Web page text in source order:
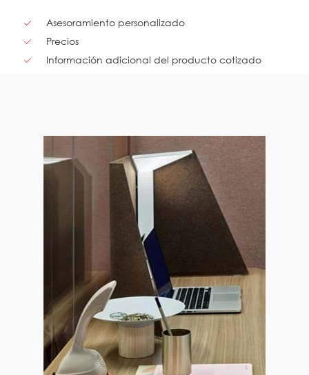
Asesoramiento personalizado
Precios
Información adicional del producto cotizado